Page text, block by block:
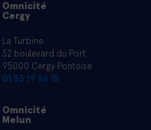
Omnicité
Cergy
La Turbine
32 boulevard du Port
95000 Cergy Pontoise
01 53 19 96 15
Omnicité
Melun